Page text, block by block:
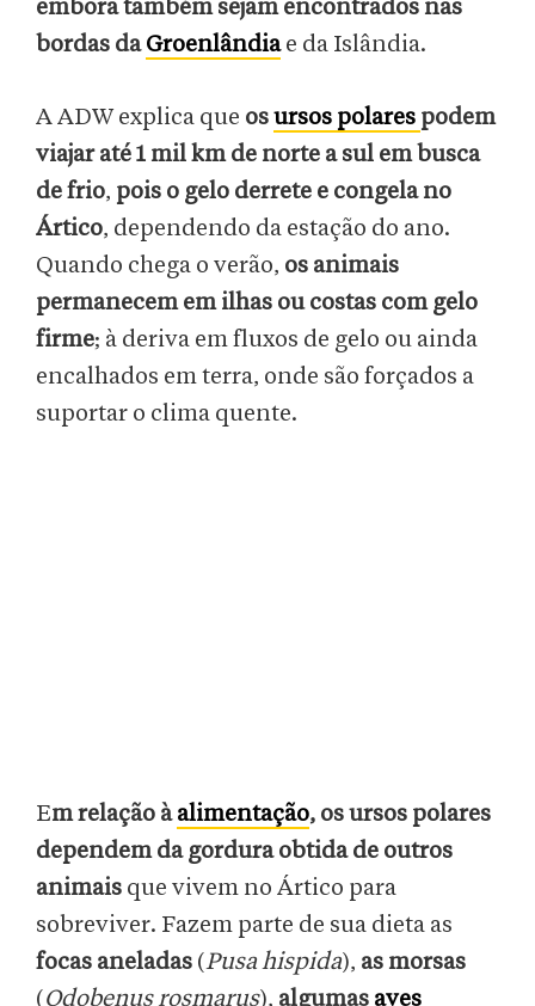
embora também sejam encontrados nas
bordas daGroenlândiae da Islândia.
A ADW explica que osursos polares podem
viajar até 1 mil km de norte a sul em busca
de frio, pois o gelo derrete e congela no
Ártico, dependendo da estação do ano.
Quando chega o verão, os animais
permanecem em ilhas ou costas com gelo
firme; à deriva em fluxos de gelo ou ainda
encalhados em terra, onde são forçados a
suportar o clima quente.
Em relação àalimentação, os ursos polares
dependem da gordura obtida de outros
animais que vivem no Ártico para
sobreviver. Fazem parte de sua dieta as
focas aneladas (Pusa hispida), as morsas
(Odobenus rosmarus), algumas aves